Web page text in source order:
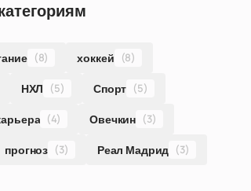
(8) хоккей (8)
НХЛ (5) Спорт (5)
(4) Овечкин (3)
прогноз (3) Реал Мадрид (3)